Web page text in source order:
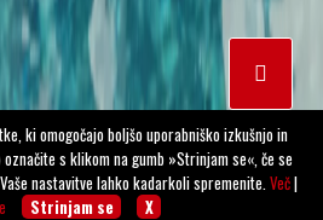
ki omogočajo boljšo uporabniško izkušnjo in
s klikom na gumb »Strinjam se«, če se
nastavitve lahko kadarkoli spremenite.Več|
Strinjam se X